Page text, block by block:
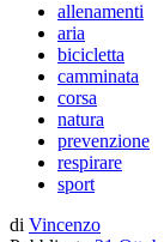
allenamenti
aria
bicicletta
camminata
corsa
natura
prevenzione
respirare
sport
di Vincenzo